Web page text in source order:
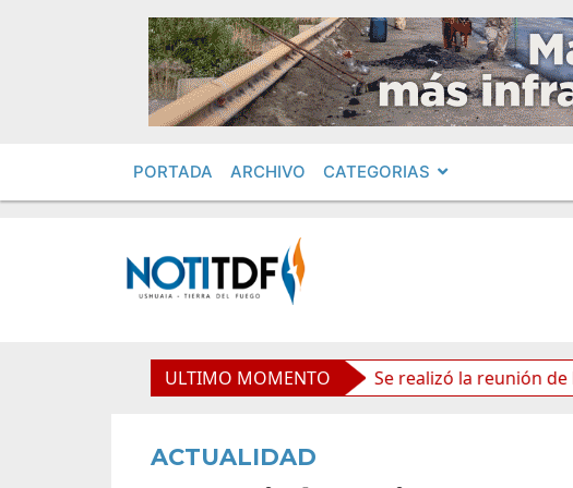
PORTADA ARCHIVO CATEGORIAS
ULTIMO MOMENTO
políticos por «ficha limpia» Se realizó la reunión de Labor
ACTUALIDAD